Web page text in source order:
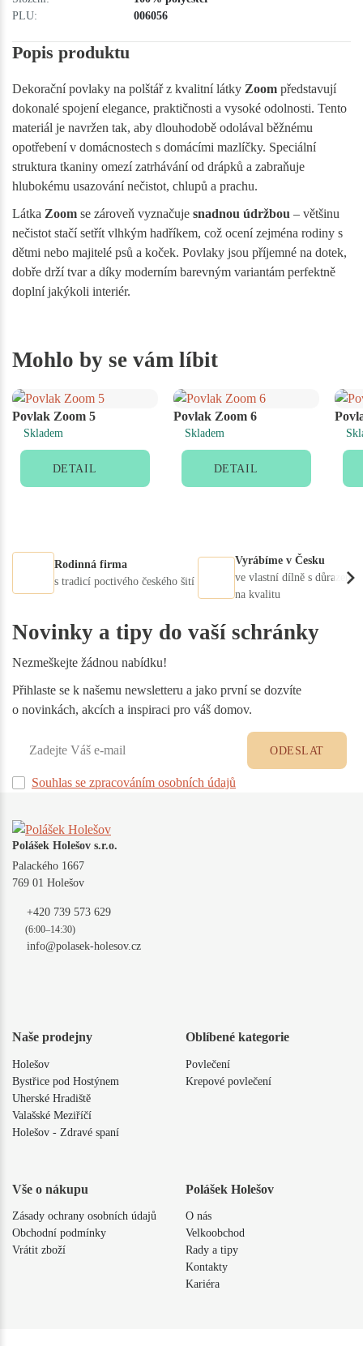
PLU:
006056
Popis produktu
Dekorační povlaky na polštář z kvalitní látky Zoom představují
dokonalé spojení elegance, praktičnosti a vysoké odolnosti. Tento
materiál je navržen tak, aby dlouhodobě odolával běžnému
opotřebení v domácnostech s domácími mazlíčky. Speciální
struktura tkaniny omezí zatrhávání od drápků a zabraňuje
hlubokému usazování nečistot, chlupů a prachu.
Látka Zoom se zároveň vyznačuje snadnou údržbou – většinu
nečistot stačí setřít vlhkým hadříkem, což ocení zejména rodiny s
dětmi nebo majitelé psů a koček. Povlaky jsou příjemné na dotek,
dobře drží tvar a díky moderním barevným variantám perfektně
doplní jakýkoli interiér.
Mohlo by se vám líbit
Povlak Zoom 5
Skladem
DETAIL
Povlak Zoom 6
Skladem
DETAIL
Rodinná firma
s tradicí poctivého českého šití
Vyrábíme v Česku
ve vlastní dílně s důrazem
na kvalitu
Novinky a tipy do vaší schránky
Nezmeškejte žádnou nabídku!
Přihlaste se k našemu newsletteru a jako první se dozvíte
o novinkách, akcích a inspiraci pro váš domov.
Souhlas se zpracováním osobních údajů
ODESLAT
Polášek Holešov s.r.o.
Palackého 1667
769 01 Holešov
+420 739 573 629
(6:00–14:30)
info@polasek-holesov.cz
Naše prodejny
Holešov
Bystřice pod Hostýnem
Uherské Hradiště
Valašské Meziříčí
Holešov - Zdravé spaní
Oblíbené kategorie
Povlečení
Krepové povlečení
Vše o nákupu
Zásady ochrany osobních údajů
Obchodní podmínky
Vrátit zboží
Polášek Holešov
O nás
Velkoobchod
Rady a tipy
Kontakty
Kariéra